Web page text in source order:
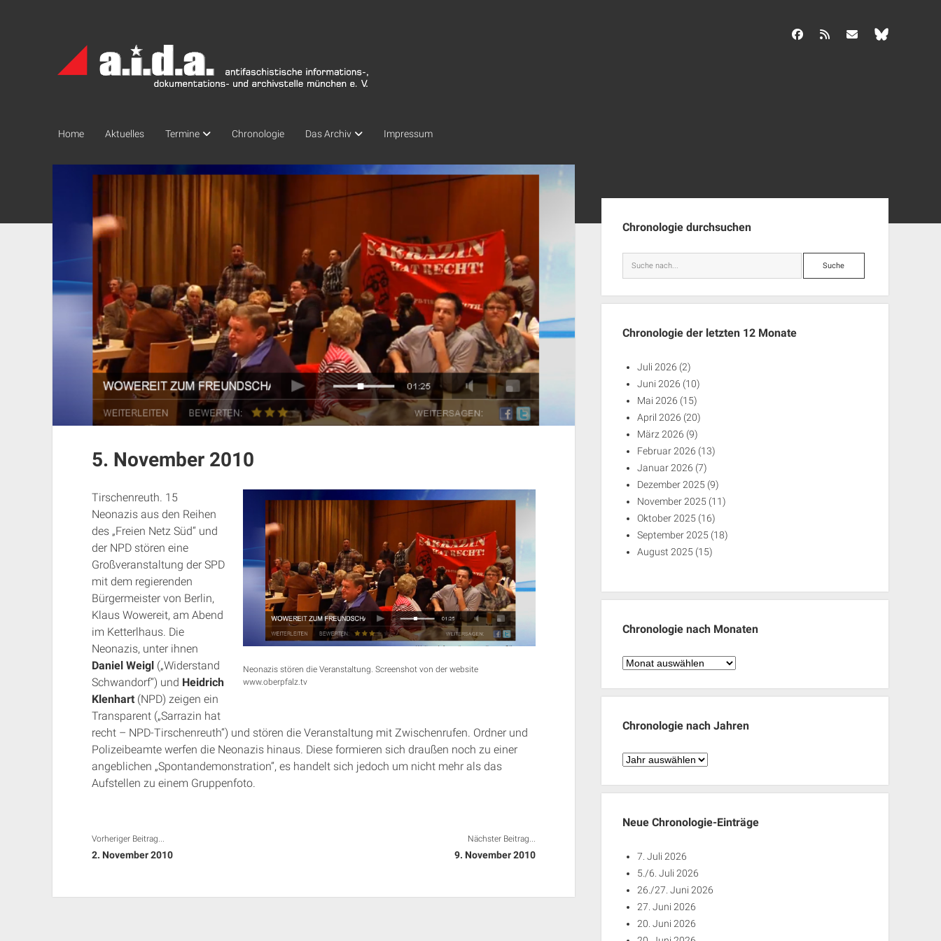
Archiv
München
facebook info@aida-archiv.de
Home Aktuelles Termine Chronologie Das Archiv Impressum
5. November 2010
Neonazis stören die Veranstaltung. Screenshot von der website
www.oberpfalz.tv
Tirschenreuth. 15
Neonazis aus den Reihen
des „Freien Netz Süd“ und
der NPD stören eine
Großveranstaltung der SPD
mit dem regierenden
Bürgermeister von Berlin,
Klaus Wowereit, am Abend
im Ketterlhaus. Die
Neonazis, unter ihnen
Daniel Weigl („Widerstand
Schwandorf“) und Heidrich
Klenhart(NPD) zeigen ein
Transparent („Sarrazin hat
recht – NPD-Tirschenreuth“) und stören die Veranstaltung mit Zwischenrufen. Ordner und
Polizeibeamte werfen die Neonazis hinaus. Diese formieren sich draußen noch zu einer
angeblichen „Spontandemonstration“, es handelt sich jedoch um nicht mehr als das
Aufstellen zu einem Gruppenfoto.
Vorheriger Beitrag...
2. November 2010
Nächster Beitrag...
9. November 2010
Chronologie durchsuchen
Suche
Chronologie der letzten 12 Monate
Juli 2026 (2)
Juni 2026 (10)
Mai 2026 (15)
April 2026 (20)
März 2026 (9)
Februar 2026 (13)
Januar 2026 (7)
Dezember 2025 (9)
November 2025 (11)
Oktober 2025 (16)
September 2025 (18)
August 2025 (15)
Chronologie nach Monaten
Chronologie
Monaten
Chronologie nach Jahren
Chronologie
Jahren
Neue Chronologie-Einträge
7. Juli 2026
5./6. Juli 2026
26./27. Juni 2026
27. Juni 2026
20. Juni 2026